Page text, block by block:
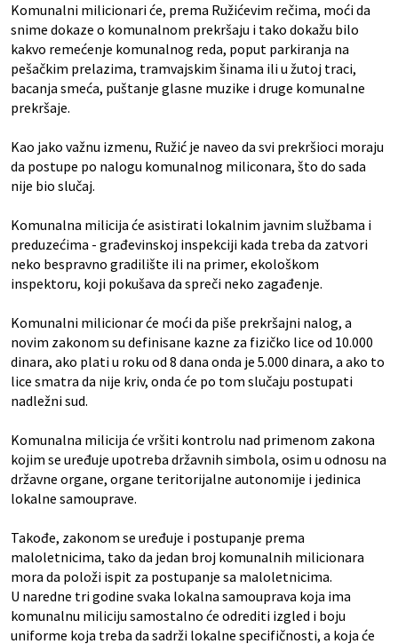
Komunalni milicionari će, prema Ružićevim rečima, moći da
snime dokaze o komunalnom prekršaju i tako dokažu bilo
kakvo remećenje komunalnog reda, poput parkiranja na
pešačkim prelazima, tramvajskim šinama ili u žutoj traci,
bacanja smeća, puštanje glasne muzike i druge komunalne
prekršaje.
Kao jako važnu izmenu, Ružić je naveo da svi prekršioci moraju
da postupe po nalogu komunalnog miliconara, što do sada
nije bio slučaj.
Komunalna milicija će asistirati lokalnim javnim službama i
preduzećima - građevinskoj inspekciji kada treba da zatvori
neko bespravno gradilište ili na primer, ekološkom
inspektoru, koji pokušava da spreči neko zagađenje.
Komunalni milicionar će moći da piše prekršajni nalog, a
novim zakonom su definisane kazne za fizičko lice od 10.000
dinara, ako plati u roku od 8 dana onda je 5.000 dinara, a ako to
lice smatra da nije kriv, onda će po tom slučaju postupati
nadležni sud.
Komunalna milicija će vršiti kontrolu nad primenom zakona
kojim se uređuje upotreba državnih simbola, osim u odnosu na
državne organe, organe teritorijalne autonomije i jedinica
lokalne samouprave.
Takođe, zakonom se uređuje i postupanje prema
maloletnicima, tako da jedan broj komunalnih milicionara
mora da položi ispit za postupanje sa maloletnicima.
U naredne tri godine svaka lokalna samouprava koja ima
komunalnu miliciju samostalno će odrediti izgled i boju
uniforme koja treba da sadrži lokalne specifičnosti, a koja će